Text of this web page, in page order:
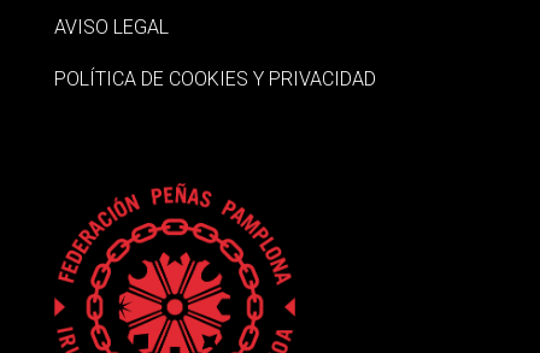
AVISO LEGAL
POLÍTICA DE COOKIES Y PRIVACIDAD